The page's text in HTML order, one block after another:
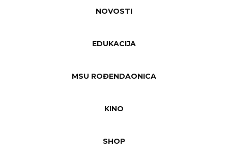
NOVOSTI
EDUKACIJA
MSU ROĐENDAONICA
KINO
SHOP